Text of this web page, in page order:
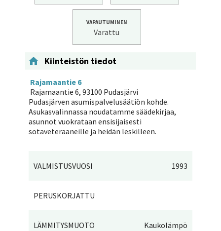
VAPAUTUMINEN
Varattu
 Kiinteistön tiedot
Rajamaantie 6
Rajamaantie 6, 93100 Pudasjärvi
Pudasjärven asumispalvelusäätiön kohde.
Asukasvalinnassa noudatamme säädekirjaa,
asunnot vuokrataan ensisijaisesti
sotaveteraaneille ja heidän leskilleen.
VALMISTUSVUOSI 1993
PERUSKORJATTU
LÄMMITYSMUOTO Kaukolämpö